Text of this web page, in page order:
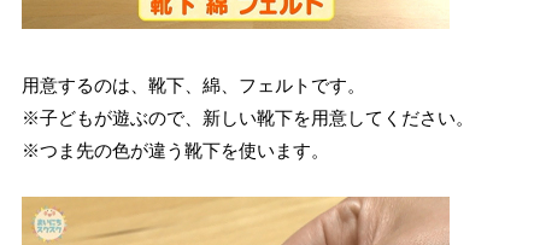
用意するのは、靴下、綿、フェルトです。
※子どもが遊ぶので、新しい靴下を用意してください。
※つま先の色が違う靴下を使います。